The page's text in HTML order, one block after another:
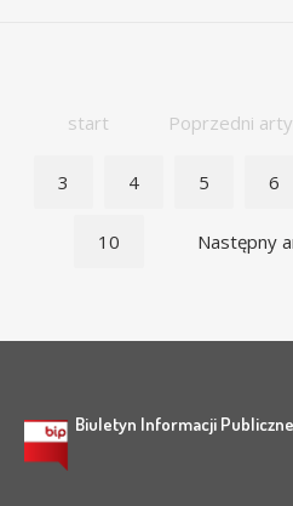
start Poprzedni
3 4 5 6
10 Następny
Biuletyn Informacji